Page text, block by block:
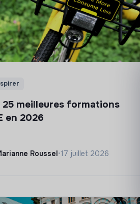
25 meilleures formations
en 2026
Roussel•17 juillet 2026